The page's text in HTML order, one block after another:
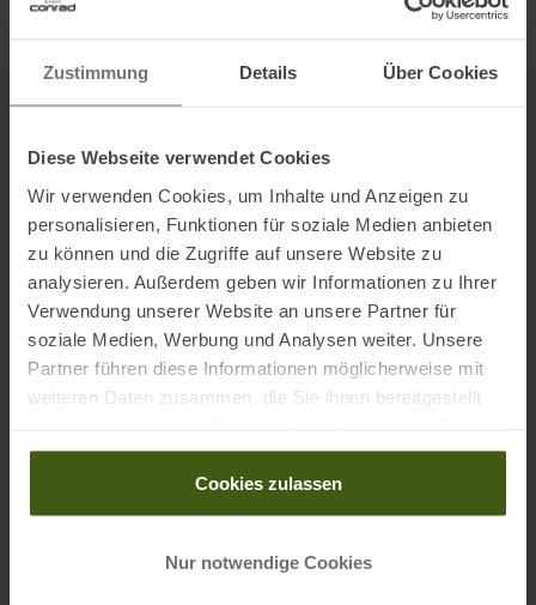
Zustimmung Details Über Cookies
Diese Webseite verwendet Cookies
Wir verwenden Cookies, um Inhalte und Anzeigen zu
personalisieren, Funktionen für soziale Medien anbieten
zu können und die Zugriffe auf unsere Website zu
analysieren. Außerdem geben wir Informationen zu Ihrer
Verwendung unserer Website an unsere Partner für
soziale Medien, Werbung und Analysen weiter. Unsere
Partner führen diese Informationen möglicherweise mit
weiteren Daten zusammen, die Sie ihnen bereitgestellt
gesammelt haben.
Cookies zulassen
Nur notwendige Cookies
Tirano (SO), IT
Partner von
Ausstattung Hosen & Röcke: Reflektierende Details